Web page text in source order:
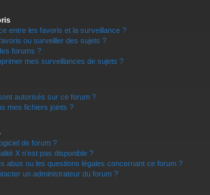
entre les favoris et la surveillance ?
ou surveiller des sujets ?
forums ?
mes surveillances de sujets ?
autorisés sur ce forum ?
mes fichiers joints ?
de forum ?
X n’est pas disponible ?
abus ou les questions légales concernant ce forum ?
un administrateur du forum ?